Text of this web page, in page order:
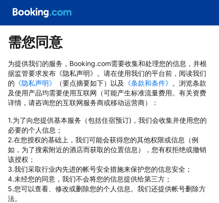
需您同意
为提供我们的服务，Booking.com需要收集和处理您的信息，并根
据监管要求发布《隐私声明》。请在使用我们的平台前，阅读我们
的 《隐私声明》 （要点摘要如下）以及 《条款和条件》 。浏览条款
及使用产品均需要使用互联网（可能产生标准流量费用。有关资费
详情，请咨询您的互联网服务商或移动运营商）：
1.为了向您提供基本服务（包括住宿预订)，我们会收集并使用您的
必要的个人信息；
2.在您授权的基础上，我们可能会获得您的其他权限或信息（例
如，为了搜索附近的酒店而获取的位置信息），您有权拒绝或撤销
该授权；
3.我们采取行业内先进的帐号安全措施来保护您的信息安全；
4.未经您的同意，我们不会将您的信息提供给第三方；
5.您可以查看、修改或删除您的个人信息。我们还提供帐号删除方
法。